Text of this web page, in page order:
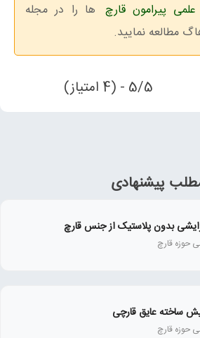
علمی پیرامون قارچ ها را در مجله
مطالعه نمایید.
5/5 - (4 امتیاز)
پیشنهادی
بدون پلاستیک از جنس قارچ
حوزه قارچ
ساخته عایق قارچی
حوزه قارچ